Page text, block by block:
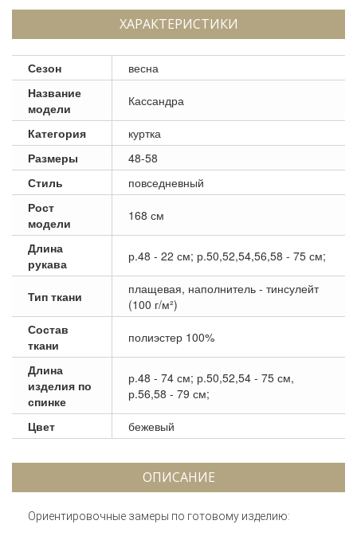
ХАРАКТЕРИСТИКИ
Сезон
весна
Название
модели
Кассандра
Категория
куртка
Размеры
48-58
Стиль
повседневный
Рост
модели
168 см
Длина
рукава
р.48 - 22 см; р.50,52,54,56,58 - 75 см;
Тип ткани
плащевая, наполнитель - тинсулейт
(100 г/м²)
Состав
ткани
полиэстер 100%
Длина
изделия по
спинке
р.48 - 74 см; р.50,52,54 - 75 см,
р.56,58 - 79 см;
Цвет бежевый
ОПИСАНИЕ
Ориентировочные замеры по готовому изделию: